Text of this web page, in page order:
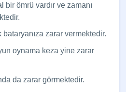
bir ömrü vardır ve zamanı
zarar vermektedir.
oynama keza yine zarar
da zarar görmektedir.